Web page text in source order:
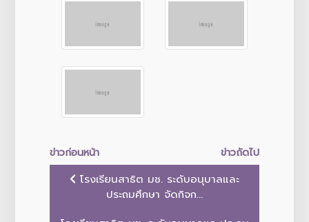
ข่าวก่อนหน้า
ข่าวถัดไป
โรงเรียนสาธิต มช. ระดับอนุบาลและ
ประถมศึกษา จัดกิจก...